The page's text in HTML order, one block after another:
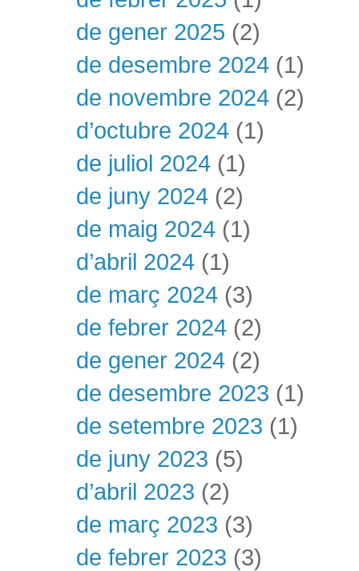
de gener 2025 (2)
de desembre 2024 (1)
de novembre 2024 (2)
d’octubre 2024 (1)
de juliol 2024 (1)
de juny 2024 (2)
de maig 2024 (1)
d’abril 2024 (1)
de març 2024 (3)
de febrer 2024 (2)
de gener 2024 (2)
de desembre 2023 (1)
de setembre 2023 (1)
de juny 2023 (5)
d’abril 2023 (2)
de març 2023 (3)
de febrer 2023 (3)